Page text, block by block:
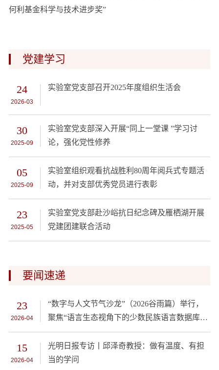
何利基金科学与技术进步奖”
党建学习
24
2026-03
实验室党支部召开2025年度组织生活会
30
2025-09
实验室党支部深入开展“同上一堂课 ”学习讨
论，强化党性修养
05
2025-09
实验室组织观看抗战胜利80周年阅兵式专题活
动，并对支部优秀党员进行表彰
23
2025-05
实验室党支部赴沙峪抗日纪念碑及雁栖湖开展
党建团建联合活动
要闻速递
23
2026-04
“数字与人文节气沙龙”（2026谷雨篇）举行，
聚焦“语言生态视角下的少数民族语言数据库建
设”
15
2026-04
光明日报专访丨邱泽奇教授：做有温度、有担
当的学问